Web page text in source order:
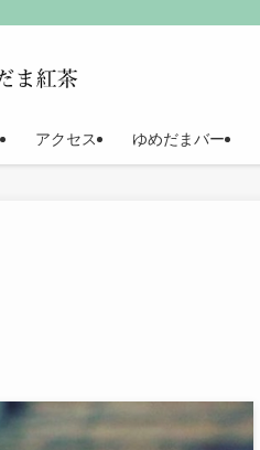
アクセス ゆめだまバー